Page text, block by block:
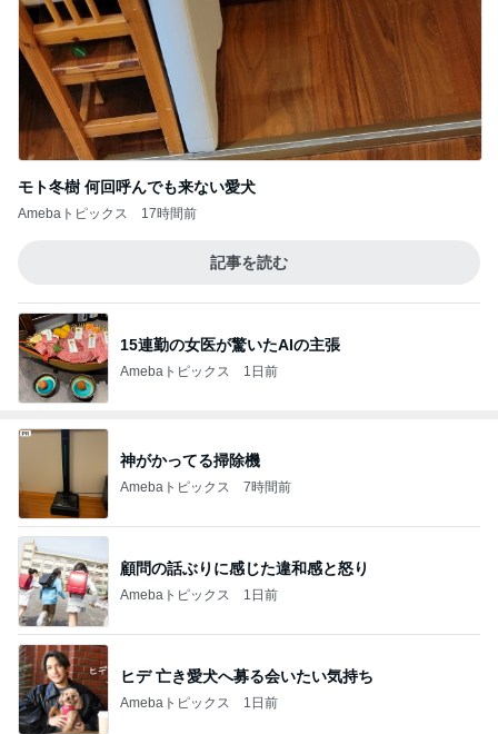
モト冬樹 何回呼んでも来ない愛犬
Amebaトピックス 17時間前
記事を読む
15連勤の女医が驚いたAIの主張
Amebaトピックス 1日前
神がかってる掃除機
Amebaトピックス 7時間前
顧問の話ぶりに感じた違和感と怒り
Amebaトピックス 1日前
ヒデ 亡き愛犬へ募る会いたい気持ち
Amebaトピックス 1日前